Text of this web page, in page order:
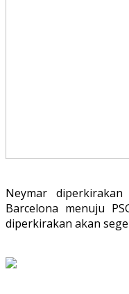
Neymar
Barcelona menuju
diperkirakan akan